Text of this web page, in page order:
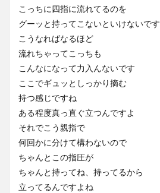
こっちに四指に流れてるのを
グーッと持ってこないといけないです
こうなればなるほど
流れちゃってこっちも
こんなになって力入んないです
ここでギュッとしっかり摘む
持つ感じですね
ある程度真っ直ぐ立つんですよ
それでこう親指で
何回かに分けて構わないので
ちゃんとこの指圧が
ちゃんと持ってね、持ってるから
立ってるんですよね